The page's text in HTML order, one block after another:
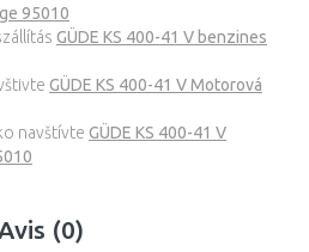
95010
GÜDE KS 400-41 V benzines
GÜDE KS 400-41 V Motorová
navštívte GÜDE KS 400-41 V
(0)